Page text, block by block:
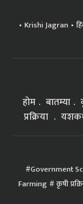
Krishi Jagran
होम बातम्या
प्रक्रिया
Government
Farming कृषी